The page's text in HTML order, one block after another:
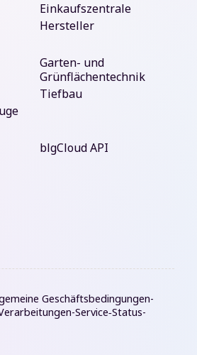
Einkaufszentrale
Hersteller
Garten- und
Grünflächentechnik
Tiefbau
blgCloud API
Geschäftsbedingungen-
-Service‑Status-